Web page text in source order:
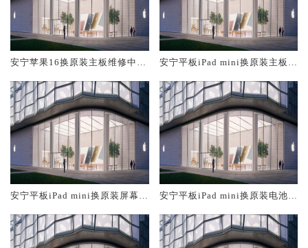
安宁苹果16换原装主板维修中心
安宁平板iPad mini换原装主板维
安宁平板iPad mini换原装屏幕服
安宁平板iPad mini换原装电池维